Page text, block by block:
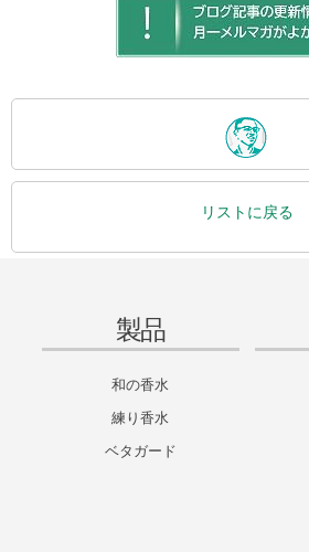
リストに戻る
製品
和の香水
練り香水
ベタガード